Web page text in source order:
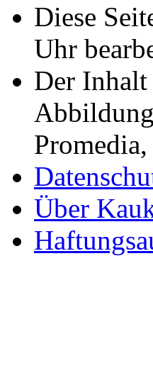
Diese
Uhr
Der
Über